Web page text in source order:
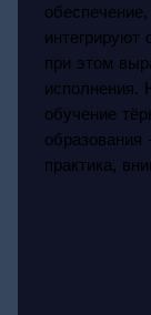
интегрируют
при этом
исполнения.
обучение
практика,